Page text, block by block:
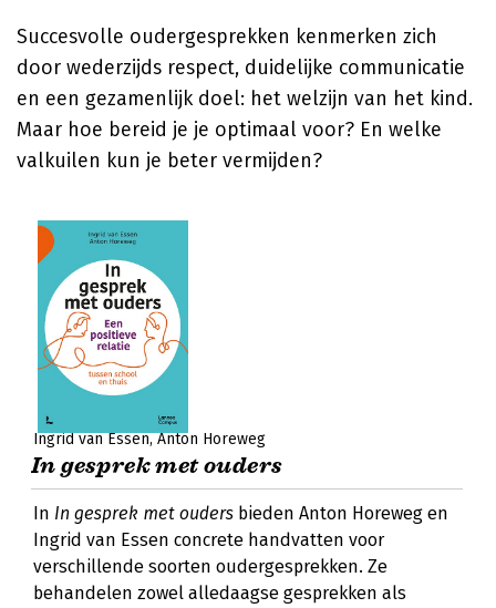
Succesvolle oudergesprekken kenmerken zich
door wederzijds respect, duidelijke communicatie
en een gezamenlijk doel: het welzijn van het kind.
Maar hoe bereid je je optimaal voor? En welke
valkuilen kun je beter vermijden?
Ingrid van Essen Anton Horeweg
In gesprek met ouders
In In gesprek met ouders bieden Anton Horeweg en
Ingrid van Essen concrete handvatten voor
verschillende soorten oudergesprekken. Ze
behandelen zowel alledaagse gesprekken als